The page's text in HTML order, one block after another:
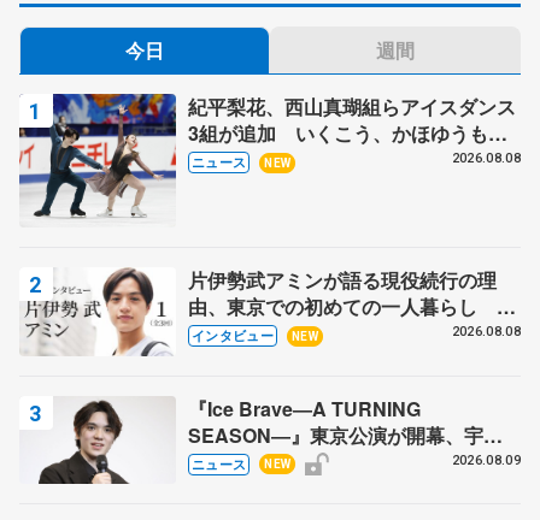
今日 週間
紀平梨花、西山真瑚組らアイスダンス
3組が追加 いくこう、かほゆうも、
木下グループ杯
ニュース NEW 2026.08.08
片伊勢武アミンが語る現役続行の理
由、東京での初めての一人暮らし 注
目スケーターの「今」に迫る
インタビュー NEW 2026.08.08
『Ice Brave―A TURNING
SEASON―』東京公演が開幕、宇野
昌磨の『Ice Brave』にかける思いを
ニュース NEW 2026.08.09